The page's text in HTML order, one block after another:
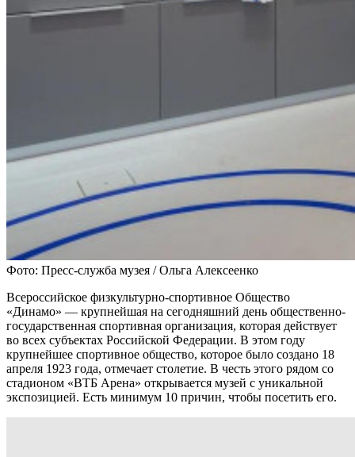
Фото: Пресс-служба музея / Ольга Алексеенко
Всероссийское физкультурно-спортивное Общество
«Динамо» — крупнейшая на сегодняшний день общественно-
государственная спортивная организация, которая действует
во всех субъектах Российской Федерации. В этом году
крупнейшее спортивное общество, которое было создано 18
апреля 1923 года, отмечает столетие. В честь этого рядом со
стадионом «ВТБ Арена» открывается музей с уникальной
экспозицией. Есть минимум 10 причин, чтобы посетить его.